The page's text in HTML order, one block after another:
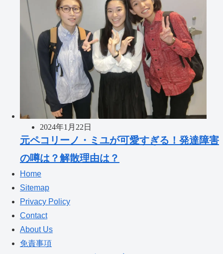
2024年1月22日
元ペコリーノ・ミユが可愛すぎる！発達障害
の噂は？解散理由は？
Home
Sitemap
Privacy Policy
Contact
About Us
免責事項